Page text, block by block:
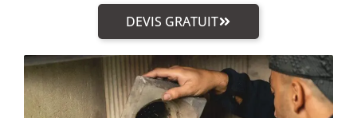
DEVIS GRATUIT